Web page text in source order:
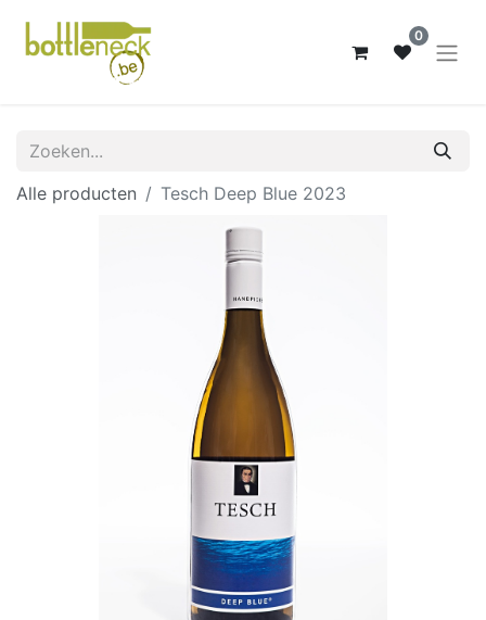
0
Alle producten Tesch Deep Blue 2023